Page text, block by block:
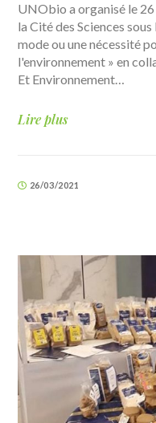
UNObio a organisé le
la Cité des Sciences
mode ou une nécessité
l'environnement » en
Et Environnement…
Lire plus
26/03/2021